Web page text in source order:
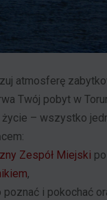
atmosferę
Twój pobyt w
życie – wszystko
Zespół Miejski
,
poznać i pokochać